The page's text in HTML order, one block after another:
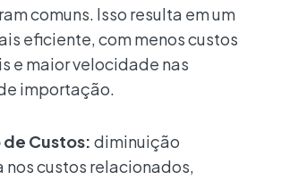
comuns. Isso resulta em um
eficiente, com menos custos
e maior velocidade nas
importação.
de Custos: diminuição
custos relacionados,